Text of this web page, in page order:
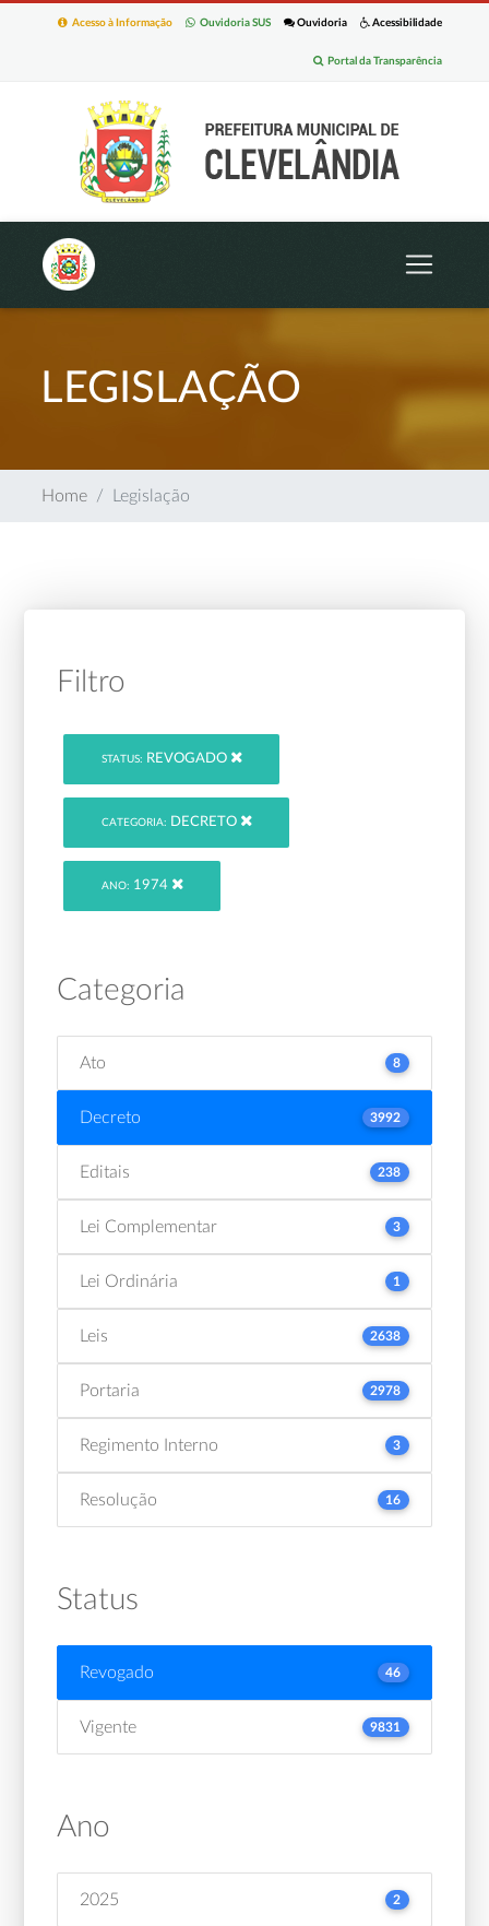
Acessibilidade
Ouvidoria
Ouvidoria SUS
Acesso à Informação
Portal da Transparência
LEGISLAÇÃO
Home Legislação
Filtro
STATUS: REVOGADO
CATEGORIA: DECRETO
ANO: 1974
Categoria
Ato 8
Decreto 3992
Editais 238
Lei Complementar 3
Lei Ordinária 1
Leis 2638
Portaria 2978
Regimento Interno 3
Resolução 16
Status
Revogado 46
Vigente 9831
Ano
2025 2